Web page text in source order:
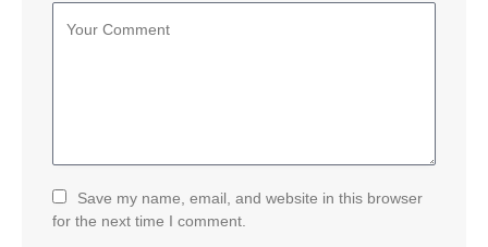
Save my name, email, and website in this browser
for the next time I comment.